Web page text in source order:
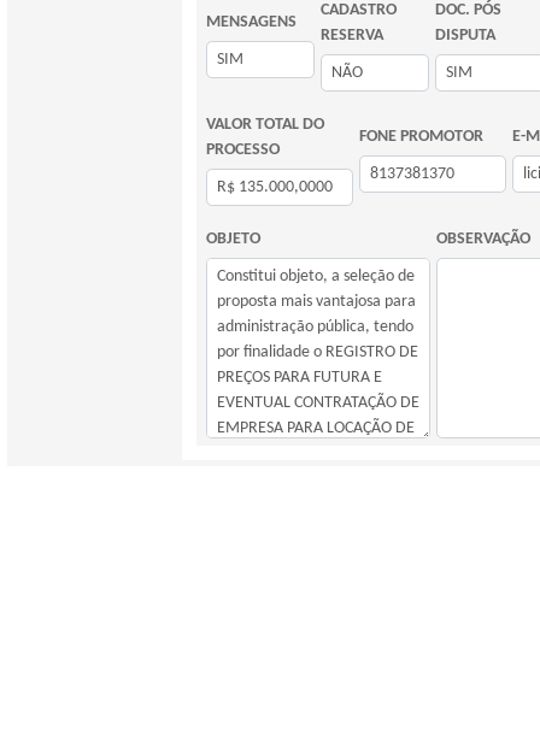
MENSAGENS
CADASTRO
RESERVA
DOC. PÓS
DISPUTA
VALOR TOTAL DO
PROCESSO
FONE PROMOTOR E-
OBJETO OBSERVAÇÃO